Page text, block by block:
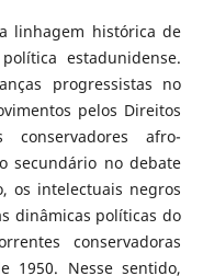
linhagem histórica de
estadunidense.
progressistas no
pelos Direitos
afro-
secundário no debate
os intelectuais negros
dinâmicas políticas do
conservadoras
1950. Nesse sentido,